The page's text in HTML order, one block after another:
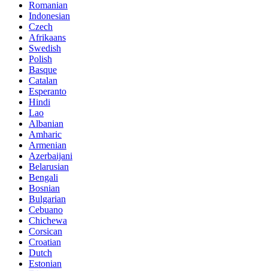
Romanian
Indonesian
Czech
Afrikaans
Swedish
Polish
Basque
Catalan
Esperanto
Hindi
Lao
Albanian
Amharic
Armenian
Azerbaijani
Belarusian
Bengali
Bosnian
Bulgarian
Cebuano
Chichewa
Corsican
Croatian
Dutch
Estonian